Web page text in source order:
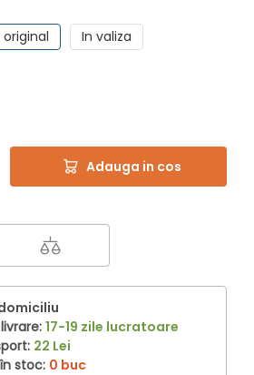
In valiza
Adauga in cos
17-19 zile lucratoare
22 Lei
stoc: 0 buc